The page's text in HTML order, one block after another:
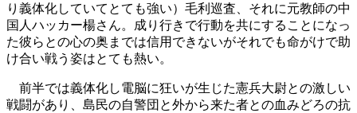
り義体化していてとても強い）毛利巡査、それに元教師の中
国人ハッカー楊さん。成り行きで行動を共にすることになっ
た彼らとの心の奥までは信用できないがそれでも命がけで助
け合い戦う姿はとても熱い。
前半では義体化し電脳に狂いが生じた憲兵大尉との激しい
戦闘があり、島民の自警団と外から来た者との血みどろの抗